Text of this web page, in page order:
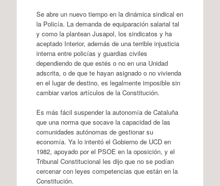
Se abre un nuevo tiempo en la dinámica sindical en
la Policía. La demanda de equiparación salarial tal
y como la plantean Jusapol, los sindicatos y ha
aceptado Interior, además de una terrible injusticia
interna entre policías y guardias civiles
dependiendo de que estés o no en una Unidad
adscrita, o de que te hayan asignado o no vivienda
en el lugar de destino, es legalmente imposible sin
cambiar varios artículos de la Constitución.
Es más fácil suspender la autonomía de Cataluña
que una norma que socave la capacidad de las
comunidades autónomas de gestionar su
economía. Ya lo intentó el Gobierno de UCD en
1982, apoyado por el PSOE en la oposición, y el
Tribunal Constitucional les dijo que no se podían
cercenar con leyes competencias que están en la
Constitución.